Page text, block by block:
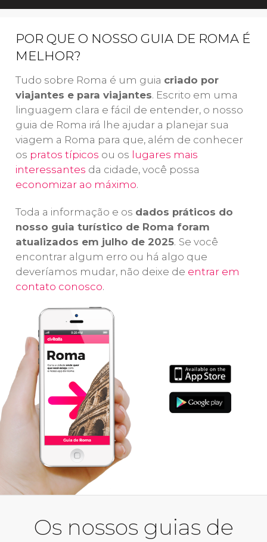
Capela Sistina ?
Nesta visita
Vaticano, você
pode fazer tudo
isso e sem
enfrentar filas!
importantes da
Fórum Romano
e o
Palatino. Será
uma
experiência
incrível!
POR QUE O NOSSO GUIA DE ROMA É
MELHOR?
Tudo sobre Roma é um guia criado por
viajantes e para viajantes. Escrito em uma
linguagem clara e fácil de entender, o nosso
guia de Roma irá lhe ajudar a planejar sua
viagem a Roma para que, além de conhecer
os pratos típicos ou os lugares mais
interessantes da cidade, você possa
economizar ao máximo.
Toda a informação e os dados práticos do
nosso guia turístico de Roma foram
atualizados em julho de 2025. Se você
encontrar algum erro ou há algo que
deveríamos mudar, não deixe de entrar em
contato conosco.
Os nossos guias de